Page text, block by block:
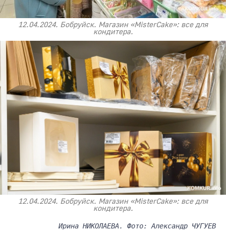
12.04.2024. Бобруйск. Магазин «MisterCake»: все для
кондитера.
12.04.2024. Бобруйск. Магазин «MisterCake»: все для
кондитера.
Ирина НИКОЛАЕВА. Фото: Александр ЧУГУЕВ